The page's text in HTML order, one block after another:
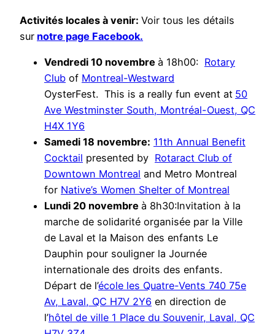
Activités locales à venir: Voir tous les détails
sur notre page Facebook.
Vendredi 10 novembre à 18h00: Rotary
Club of Montreal-Westward
OysterFest. This is a really fun event at 50
Ave Westminster South, Montréal-Ouest, QC
H4X 1Y6
Samedi 18 novembre: 11th Annual Benefit
Cocktail presented by Rotaract Club of
Downtown Montreal and Metro Montreal
for Native’s Women Shelter of Montreal
Lundi 20 novembre à 8h30:Invitation à la
marche de solidarité organisée par la Ville
de Laval et la Maison des enfants Le
Dauphin pour souligner la Journée
internationale des droits des enfants.
Départ de l’école les Quatre-Vents 740 75e
Av, Laval, QC H7V 2Y6 en direction de
l’hôtel de ville 1 Place du Souvenir, Laval, QC